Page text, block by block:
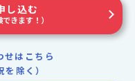
し込む
きます！）
せはこちら
除く）